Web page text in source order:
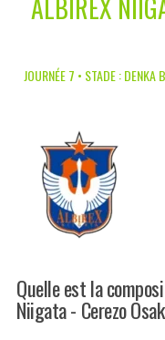
ALBIREX
JOURNÉE 7 • STADE :
Quelle est la
Niigata - Cerezo